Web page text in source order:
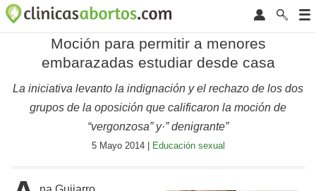
Moción para permitir a menores
embarazadas estudiar desde casa
La iniciativa levanto la indignación y el rechazo de los dos
grupos de la oposición que calificaron la moción de
“vergonzosa” y·” denigrante”
5 Mayo 2014 | Educación sexual